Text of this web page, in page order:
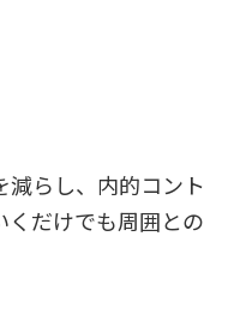
らし、内的コント
くだけでも周囲との